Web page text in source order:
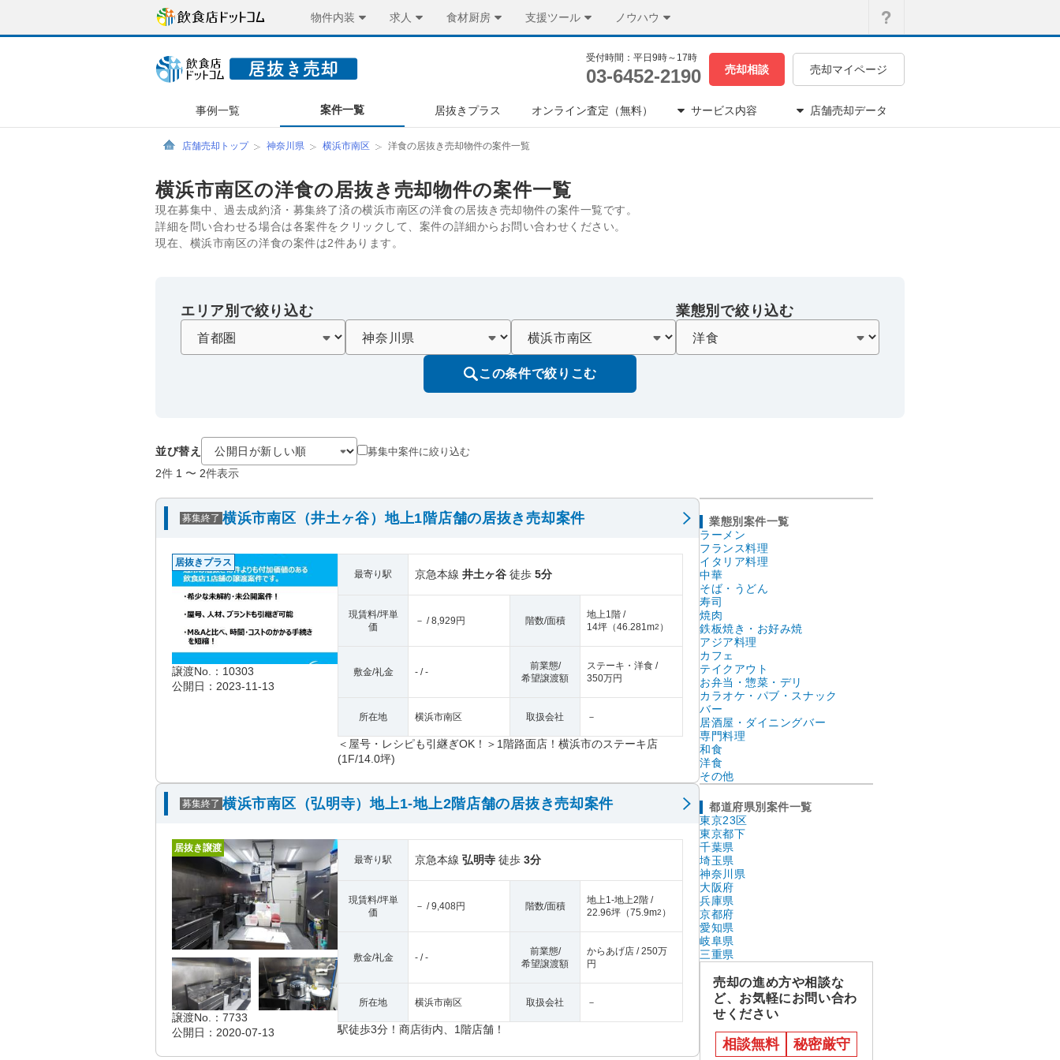
物件内装 求人 食材厨房 支援ツール ノウハウ
受付時間：平日9時～17時
03-6452-2190 売却相談 売却マイページ
事例一覧 案件一覧 居抜きプラス オンライン査定（無料） サービス内容 店舗売却データ
店舗売却トップ 神奈川県 横浜市南区 洋食の居抜き売却物件の案件一覧
横浜市南区の洋食の居抜き売却物件の案件一覧
現在募集中、過去成約済・募集終了済の横浜市南区の洋食の居抜き売却物件の案件一覧です。
詳細を問い合わせる場合は各案件をクリックして、案件の詳細からお問い合わせください。
現在、横浜市南区の洋食の案件は2件あります。
エリア別で絞り込む 業態別で絞り込む
この条件で絞りこむ
並び替え 募集中案件に絞り込む
2件 1 〜 2件表示
募集終了 横浜市南区（井土ヶ谷）地上1階店舗の居抜き売却案件
居抜きプラス
譲渡No.：10303
公開日：2023-11-13
最寄り駅 京急本線 井土ヶ谷 徒歩 5分
現賃料/坪単
価
－ / 8,929円 階数/面積
地上1階 /
14坪 （46.281m2 ）
敷金/礼金 - / -
前業態/
希望譲渡額
ステーキ・洋食 /
350万円
所在地 横浜市南区 取扱会社 －
＜屋号・レシピも引継ぎOK！＞1階路面店！横浜市のステーキ店
(1F/14.0坪)
募集終了 横浜市南区（弘明寺）地上1-地上2階店舗の居抜き売却案件
居抜き譲渡
譲渡No.：7733
公開日：2020-07-13
最寄り駅 京急本線 弘明寺 徒歩 3分
現賃料/坪単
価
－ / 9,408円 階数/面積
地上1-地上2階 /
22.96坪 （75.9m2 ）
敷金/礼金 - / -
前業態/
希望譲渡額
からあげ店 / 250万
円
所在地 横浜市南区 取扱会社 －
駅徒歩3分！商店街内、1階店舗！
業態別案件一覧
ラーメン
フランス料理
イタリア料理
中華
そば・うどん
寿司
焼肉
鉄板焼き・お好み焼
アジア料理
カフェ
テイクアウト
お弁当・惣菜・デリ
カラオケ・パブ・スナック
バー
居酒屋・ダイニングバー
専門料理
和食
洋食
その他
都道府県別案件一覧
東京23区
東京都下
千葉県
埼玉県
神奈川県
大阪府
兵庫県
京都府
愛知県
岐阜県
三重県
売却の進め方や相談な
ど、お気軽にお問い合わ
せください
相談無料 秘密厳守